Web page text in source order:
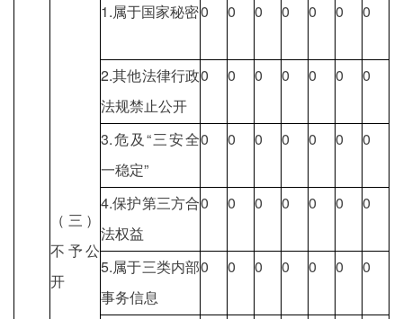
（三）
不予公
开
1.属于国家秘密0 0 0 0 0 0 0
2.其他法律行政
法规禁止公开
0 0 0 0 0 0 0
3.危及“三安全
一稳定”
0 0 0 0 0 0 0
4.保护第三方合
法权益
0 0 0 0 0 0 0
5.属于三类内部
事务信息
0 0 0 0 0 0 0